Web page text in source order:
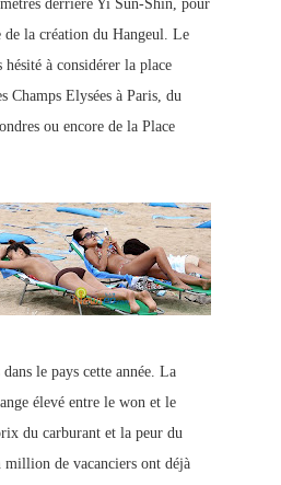
derrière Yi Sun-Shin, pour
de la création du Hangeul. Le
hésité à considérer la place
Champs Elysées à Paris, du
ou encore de la Place
le pays cette année. La
élevé entre le won et le
du carburant et la peur du
de vacanciers ont déjà